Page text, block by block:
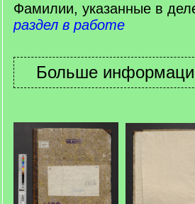
Фамилии, указанные в
раздел в работе